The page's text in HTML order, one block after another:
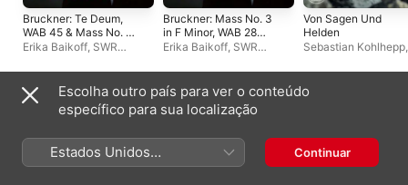
Bruckner: Te Deum,
WAB 45 & Mass No. 3
in F Minor, WAB 28
Erika Baikoff, SWR
SWR
Symphonieorchester,
Pablo Heras-Casado
Matthew Rose,Sebastian
Lehmkuhl,Franz-Josef
,Daniel Behle,
Sophie Harmsen,WDR
Bruckner: Mass No. 3
in F Minor, WAB 28
(Live)
Erika Baikoff, SWR
Matthew Rose,Sebastian
Kohlhepp ,Pablo Heras-
Casado
,
Wiebke
Lehmkuhl,SWR
WDR Rundfunkchor Köln
Von Sagen Und
Helden
Sebastian Kohlhepp,
Álbuns ao vivo
Escolha outro país para ver o conteúdo
específico para sua localização
Estados Unidos
(Português Brasil)
Continuar